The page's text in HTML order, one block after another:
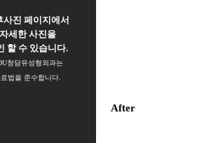
사진 페이지에서
자세한 사진을
할 수 있습니다.
청담유성형외과는
료법을 준수합니다.
After